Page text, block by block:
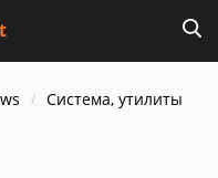
Система, утилиты